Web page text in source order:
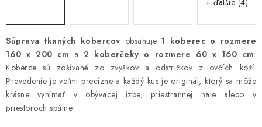
Súprava tkaných kobercov obsahuje1 koberec o rozmere
160 x 200 cm a 2 koberčeky o rozmere 60 x 160 cm.
Koberce sú zošívané zo zvyškov a odstrižkov z ovčích koží.
Prevedenie je veľmi precízne a každý kus je originál, ktorý sa môže
krásne vynímať v obývacej izbe, priestrannej hale alebo v
priestoroch spálne.